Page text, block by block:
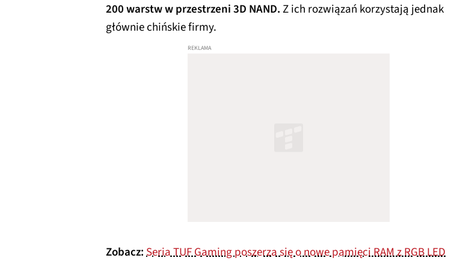
200 warstw w przestrzeni 3D NAND.Z ich rozwiązań korzystają jednak
głównie chińskie firmy.
Zobacz:Seria TUF Gaming poszerza się o nowe pamięci RAM z RGB LED